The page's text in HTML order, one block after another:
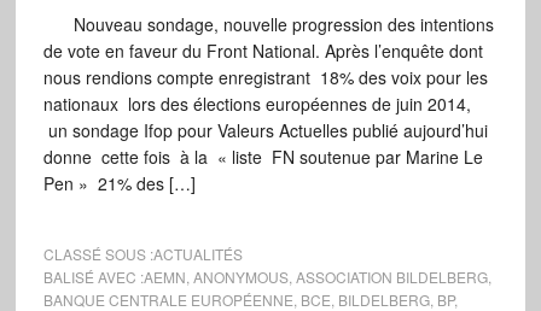
Nouveau sondage, nouvelle progression des intentions
de vote en faveur du Front National. Après l’enquête dont
nous rendions compte enregistrant 18% des voix pour les
nationaux lors des élections européennes de juin 2014,
un sondage Ifop pour Valeurs Actuelles publié aujourd’hui
donne cette fois à la « liste FN soutenue par Marine Le
Pen » 21% des […]
CLASSÉ SOUS :ACTUALITÉS
BALISÉ AVEC :AEMN ANONYMOUS, ASSOCIATION BILDELBERG,
BANQUE CENTRALE EUROPÉENNE BCE BILDELBERG, BP,